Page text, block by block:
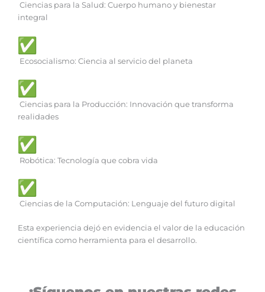
Ciencias para la Salud: Cuerpo humano y bienestar
integral
Ecosocialismo: Ciencia al servicio del planeta
Ciencias para la Producción: Innovación que transforma
realidades
Robótica: Tecnología que cobra vida
Ciencias de la Computación: Lenguaje del futuro digital
Esta experiencia dejó en evidencia el valor de la educación
científica como herramienta para el desarrollo.